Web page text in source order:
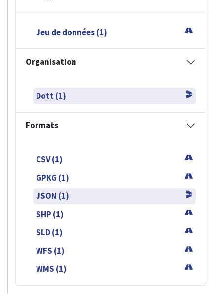
Jeu de données (1)
Organisation
Dott (1)
Formats
CSV (1)
GPKG (1)
JSON (1)
SHP (1)
SLD (1)
WFS (1)
WMS (1)